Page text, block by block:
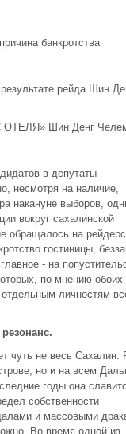
банкротства
рейда Шин
ОТЕЛЯ» Шин Денг
в депутаты
несмотря на наличие,
накануне выборов,
вокруг сахалинской
на
гостиницы,
- на
по мнению обоих
отдельным личностям
чуть не весь Сахалин.
но и на всем
годы она
собственности
и массовыми
Во время одной из